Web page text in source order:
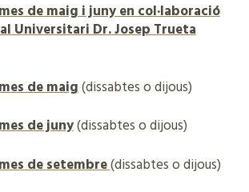
de maig i juny en col·laboració
Universitari Dr. Josep Trueta
de maig(dissabtes o dijous)
de juny(dissabtes o dijous)
de setembre(dissabtes o dijous)